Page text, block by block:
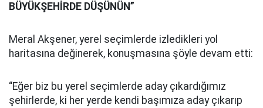
BÜYÜKŞEHİRDE DÜŞÜNÜN”
Meral Akşener, yerel seçimlerde izledikleri yol
haritasına değinerek, konuşmasına şöyle devam etti:
“Eğer biz bu yerel seçimlerde aday çıkardığımız
şehirlerde, ki her yerde kendi başımıza aday çıkarıp